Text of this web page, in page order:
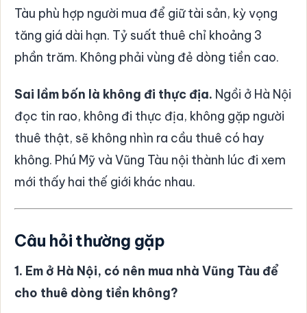
Tàu phù hợp người mua để giữ tài sản, kỳ vọng
tăng giá dài hạn. Tỷ suất thuê chỉ khoảng 3
phần trăm. Không phải vùng đẻ dòng tiền cao.
Sai lầm bốn là không đi thực địa. Ngồi ở Hà Nội
đọc tin rao, không đi thực địa, không gặp người
thuê thật, sẽ không nhìn ra cầu thuê có hay
không. Phú Mỹ và Vũng Tàu nội thành lúc đi xem
mới thấy hai thế giới khác nhau.
Câu hỏi thường gặp
1. Em ở Hà Nội, có nên mua nhà Vũng Tàu để
cho thuê dòng tiền không?